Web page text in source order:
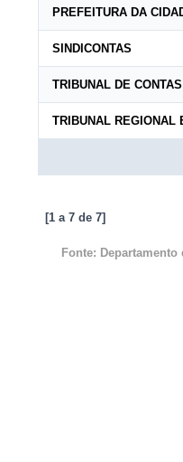
PREFEITURA DA
SINDICONTAS
TRIBUNAL DE
TRIBUNAL REGIONAL
[1 a 7 de 7]
Fonte: